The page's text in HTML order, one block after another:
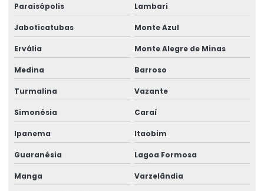
Talha elétrica de corrente
Talha Elétrica Fixa Com Monitoramento
Talha Elétrica Industrial
Talha Elétrica Inox Para Movimentação Horizontal
Talha Elétrica Nova
Talha Elétrica Para Elevação
Talha Elétrica Para Içamento De Cargas
Talha Elétrica Para Indústria Alimentícia
Paraisópolis Lambari
Jaboticatubas Monte Azul
Ervália Monte Alegre de Minas
Medina Barroso
Turmalina Vazante
Simonésia Caraí
Ipanema Itaobim
Guaranésia Lagoa Formosa
Manga Varzelândia